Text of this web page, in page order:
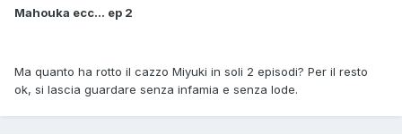
Mahouka ecc... ep 2
Ma quanto ha rotto il cazzo Miyuki in soli 2 episodi? Per il resto
ok, si lascia guardare senza infamia e senza lode.